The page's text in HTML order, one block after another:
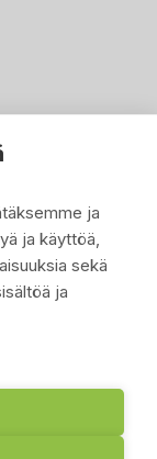
ja
ja käyttöä,
sekä
ja
